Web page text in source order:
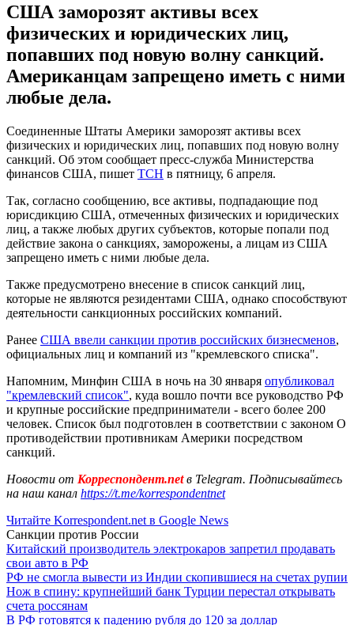
США заморозят активы всех
физических и юридических лиц,
попавших под новую волну санкций.
Американцам запрещено иметь с ними
любые дела.
Соединенные Штаты Америки заморозят активы всех
физических и юридических лиц, попавших под новую волну
санкций. Об этом сообщает пресс-служба Министерства
финансов США, пишет ТСН в пятницу, 6 апреля.
Так, согласно сообщению, все активы, подпадающие под
юрисдикцию США, отмеченных физических и юридических
лиц, а также любых других субъектов, которые попали под
действие закона о санкциях, заморожены, а лицам из США
запрещено иметь с ними любые дела.
Также предусмотрено внесение в список санкций лиц,
которые не являются резидентами США, однако способствуют
деятельности санкционных российских компаний.
Ранее США ввели санкции против российских бизнесменов,
официальных лиц и компаний из "кремлевского списка".
Напомним, Минфин США в ночь на 30 января опубликовал
"кремлевский список", куда вошло почти все руководство РФ
и крупные российские предприниматели - всего более 200
человек. Список был подготовлен в соответствии с законом О
противодействии противникам Америки посредством
санкций.
Новости от Корреспондент.netв Telegram. Подписывайтесь
на наш канал https://t.me/korrespondentnet
Читайте Korrespondent.net в Google News
Санкции против России
Китайский производитель электрокаров запретил продавать
свои авто в РФ
РФ не смогла вывести из Индии скопившиеся на счетах рупии
Нож в спину: крупнейший банк Турции перестал открывать
счета россянам
В РФ готовятся к падению рубля до 120 за доллар